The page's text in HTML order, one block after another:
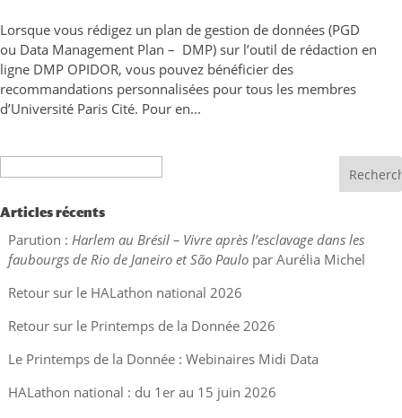
Lorsque vous rédigez un plan de gestion de données (PGD
ou Data Management Plan – DMP) sur l’outil de rédaction en
ligne DMP OPIDOR, vous pouvez bénéficier des
recommandations personnalisées pour tous les membres
d’Université Paris Cité. Pour en...
Articles récents
Parution : Harlem au Brésil – Vivre après l’esclavage dans les
faubourgs de Rio de Janeiro et São Paulopar Aurélia Michel
Retour sur le HALathon national 2026
Retour sur le Printemps de la Donnée 2026
Le Printemps de la Donnée : Webinaires Midi Data
HALathon national : du 1er au 15 juin 2026